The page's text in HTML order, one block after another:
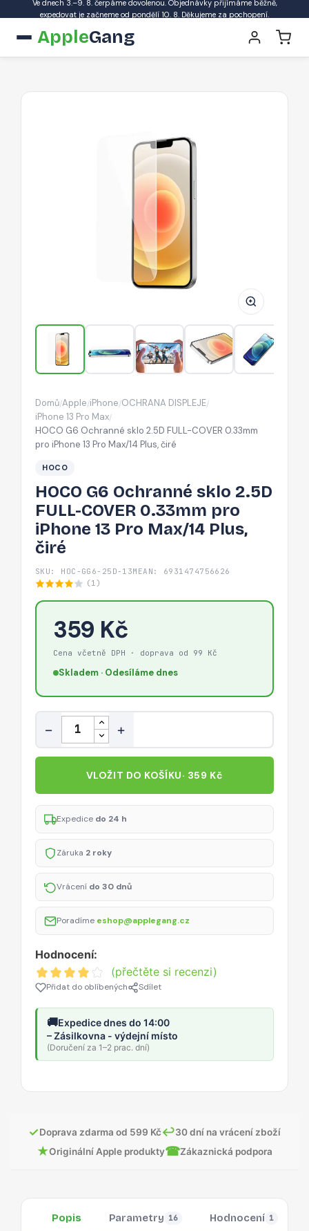
Ve dnech 3.–9. 8. čerpáme dovolenou. Objednávky přijímáme běžně,
expedovat je začneme od pondělí 10. 8. Děkujeme za pochopení.
AppleGang
HOCO
G6
Ochranné
sklo
2.5D
COVER
0.33mm
pro
iPhone
Max/14
Plus,
Domů/Apple/iPhone/OCHRANA DISPLEJE/
iPhone 13 Pro Max/
HOCO G6 Ochranné sklo 2.5D FULL-COVER 0.33mm
pro iPhone 13 Pro Max/14 Plus, čiré
HOCO
HOCO G6 Ochranné sklo 2.5D
FULL-COVER 0.33mm pro
iPhone 13 Pro Max/14 Plus,
čiré
SKU: HOC-GG6-25D-13M EAN: 6931474756626
(1)
359 Kč
Cena včetně DPH · doprava od 99 Kč
Skladem · Odesíláme dnes
Množství
− +
VLOŽIT DO KOŠÍKU· 359 Kč
Expedice do 24 h
Záruka 2 roky
Vrácení do 30 dnů
Poradíme eshop@applegang.cz
Hodnocení:
(přečtěte si recenzi)
Přidat do oblíbených Sdílet
🚚Expedice dnes do 14:00
– Zásilkovna - výdejní místo
(Doručení za 1–2 prac. dní)
✓Doprava zdarma od 599 Kč↩30 dní na vrácení zboží
★Originální Apple produkty☎Zákaznická podpora
Popis Parametry 16 Hodnocení 1